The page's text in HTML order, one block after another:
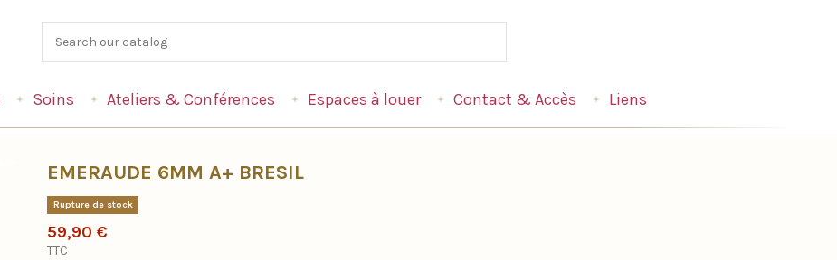
Soins Ateliers & Conférences Espaces à louer Contact & Accès Liens
EMERAUDE 6MM A+ BRESIL
Rupture de stock
59,90 €
TTC